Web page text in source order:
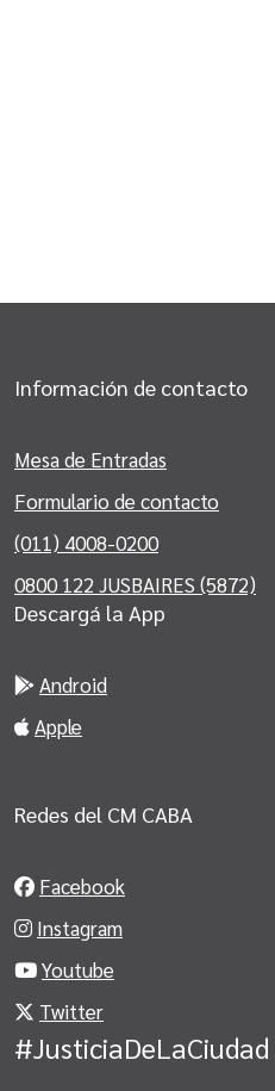
Información de contacto
Mesa de Entradas
Formulario de contacto
(011) 4008-0200
0800 122 JUSBAIRES (5872)
Descargá la App
Android
Apple
Redes del CM CABA
Facebook
Instagram
Youtube
Twitter
#JusticiaDeLaCiudad